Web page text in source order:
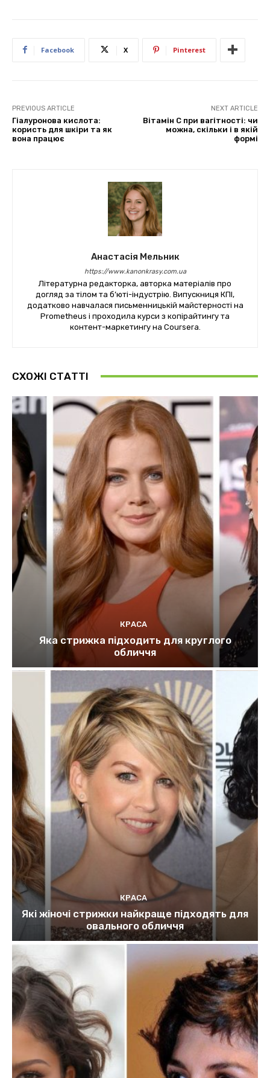
Facebook X Pinterest
PREVIOUS ARTICLE
Гіалуронова кислота:
користь для шкіри та як
вона працює
NEXT ARTICLE
Вітамін С при вагітності: чи
можна, скільки і в якій
формі
Анастасія Мельник
https://www.kanonkrasy.com.ua
Літературна редакторка, авторка матеріалів про
догляд за тілом та б’юті-індустрію. Випускниця КПІ,
додатково навчалася письменницькій майстерності на
Prometheus і проходила курси з копірайтингу та
контент-маркетингу на Coursera.
СХОЖІ СТАТТІ
КРАСА
Яка стрижка підходить для круглого
обличчя
КРАСА
Які жіночі стрижки найкраще підходять для
овального обличчя